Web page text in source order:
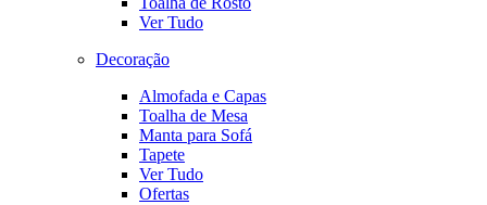
Ver Tudo
Decoração
Almofada e Capas
Toalha de Mesa
Manta para Sofá
Tapete
Ver Tudo
Ofertas